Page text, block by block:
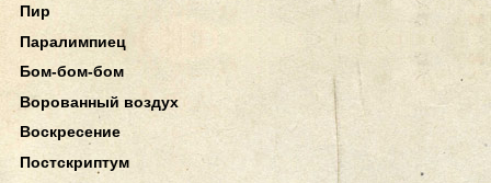
Пир
Паралимпиец
Бом-бом-бом
Ворованный воздух
Воскресение
Постскриптум